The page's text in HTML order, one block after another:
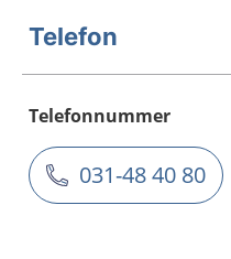
Telefon
Telefonnummer
031-48 40 80